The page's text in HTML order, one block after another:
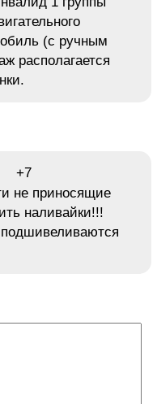
(с ручным
располагается
+7
не приносящие
наливайки!!!